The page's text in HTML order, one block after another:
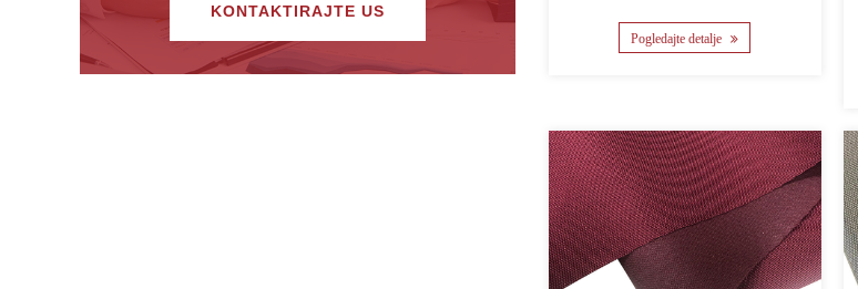
KONTAKTIRAJTE US
Pogledajte detalje